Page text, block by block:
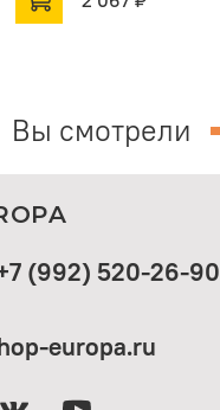
Вы смотрели
+7 (992) 520-26-90
europa.ru